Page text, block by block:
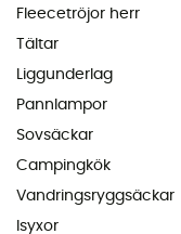
Fleecetröjor herr
Tältar
Liggunderlag
Pannlampor
Sovsäckar
Campingkök
Vandringsryggsäckar
Isyxor